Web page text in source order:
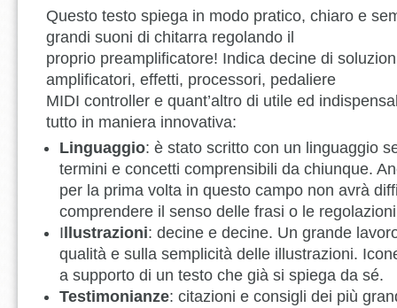
Questo testo spiega in modo pratico, chiaro e
grandi suoni di chitarra regolando il
proprio preamplificatore! Indica decine di
amplificatori, effetti, processori, pedaliere
MIDI controller e quant’altro di utile ed
tutto in maniera innovativa:
Linguaggio: è stato scritto con un linguaggio
termini e concetti comprensibili da chiunque.
per la prima volta in questo campo non avrà
comprendere il senso delle frasi o le
I llustrazioni: decine e decine. Un grande
qualità e sulla semplicità delle illustrazioni.
a supporto di un testo che già si spiega da sé.
Testimonianze: citazioni e consigli dei più